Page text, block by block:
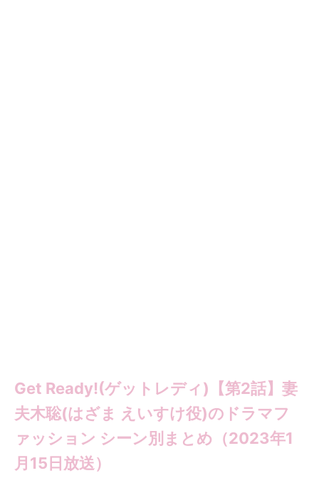
Get Ready!(ゲットレディ)【第2話】妻
夫木聡(はざま えいすけ役)のドラマフ
ァッション シーン別まとめ（2023年1
月15日放送）